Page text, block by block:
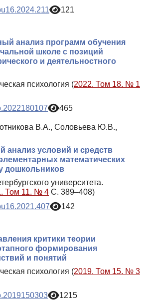
121
анализ программ обучения
школе с позиций
и деятельностного
психология (2022. Том 18. № 1
465
В.А., Соловьева Ю.В.,
анализ условий и средств
математических
дошкольников
университета.
Том 11. № 4 С. 389–408)
142
критики теории
формирования
и понятий
психология (2019. Том 15. № 3
1215